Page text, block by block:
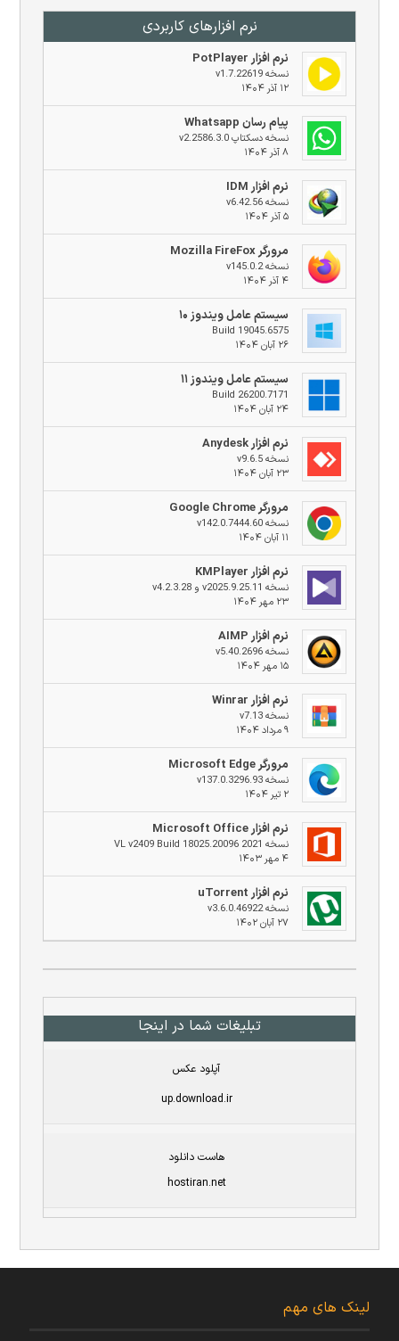
نرم افزار‌های کاربردی
نرم افزار PotPlayer
نسخه v1.7.22619
۱۲ آذر ۱۴۰۴
پیام رسان Whatsapp
نسخه دسکتاپ v2.2586.3.0
۸ آذر ۱۴۰۴
نرم افزار IDM
نسخه v6.42.56
۵ آذر ۱۴۰۴
مرورگر Mozilla FireFox
نسخه v145.0.2
۴ آذر ۱۴۰۴
سیستم عامل ویندوز ۱۰
Build 19045.6575
۲۶ آبان ۱۴۰۴
سیستم عامل ویندوز ۱۱
Build 26200.7171
۲۴ آبان ۱۴۰۴
نرم افزار Anydesk
نسخه v9.6.5
۲۳ آبان ۱۴۰۴
مرورگر Google Chrome
نسخه v142.0.7444.60
۱۱ آبان ۱۴۰۴
نرم افزار KMPlayer
نسخه v2025.9.25.11 و v4.2.3.28
۲۳ مهر ۱۴۰۴
نرم افزار AIMP
نسخه v5.40.2696
۱۵ مهر ۱۴۰۴
نرم افزار Winrar
نسخه v7.13
۹ مرداد ۱۴۰۴
مرورگر Microsoft Edge
نسخه v137.0.3296.93
۲ تیر ۱۴۰۴
نرم افزار Microsoft Office
نسخه 2021 VL v2409 Build 18025.20096
۴ مهر ۱۴۰۳
نرم افزار uTorrent
نسخه v3.6.0.46922
۲۷ آبان ۱۴۰۲
تبلیغات شما در اینجا
آپلود عکس
up.download.ir
هاست دانلود
hostiran.net
لینک های مهم